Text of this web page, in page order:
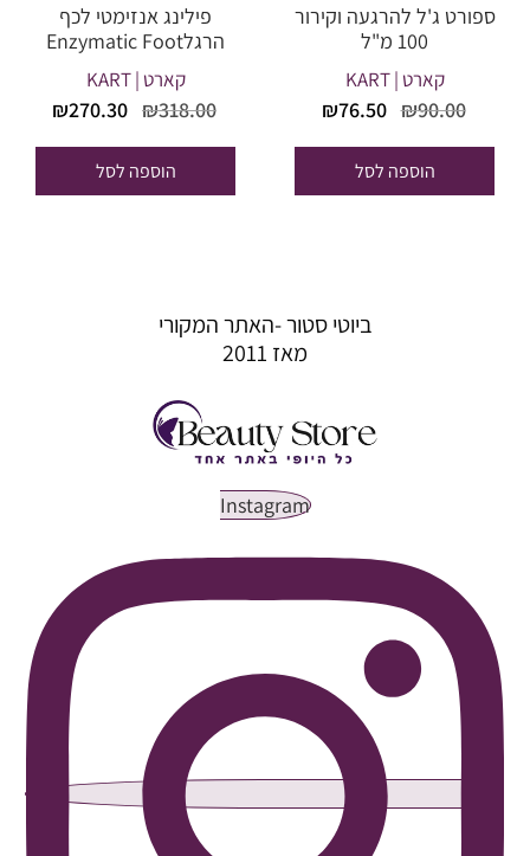
ספורט ג'ל להרגעה וקירור
100 מ"ל
קארט | KART
₪90.00
המחיר
היה:
₪90.00.
₪76.50
הוא:
הוספה לסל
פילינג אנזימטי לכף
הרגלEnzymatic Foot
Peeling
קארט | KART
₪318.00
המחיר
היה:
₪318.00.
₪270.30
הוספה לסל
ביוטי סטור -האתר המקורי
מאז 2011
Instagram